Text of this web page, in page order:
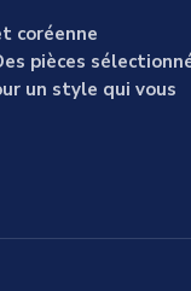
coréenne
pièces
un style qui vous